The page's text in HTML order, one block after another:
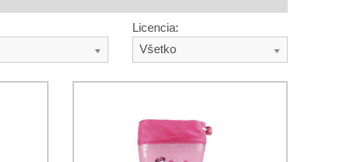
Licencia:
Všetko